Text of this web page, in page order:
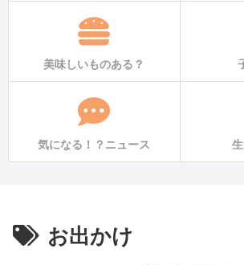
美味しいものある？
気になる！？ニュース
お出かけ